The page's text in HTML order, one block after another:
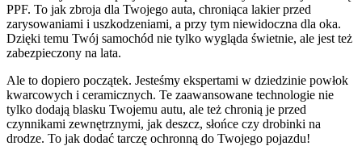
PPF. To jak zbroja dla Twojego auta, chroniąca lakier przed
zarysowaniami i uszkodzeniami, a przy tym niewidoczna dla oka.
Dzięki temu Twój samochód nie tylko wygląda świetnie, ale jest też
zabezpieczony na lata.
Ale to dopiero początek. Jesteśmy ekspertami w dziedzinie powłok
kwarcowych i ceramicznych. Te zaawansowane technologie nie
tylko dodają blasku Twojemu autu, ale też chronią je przed
czynnikami zewnętrznymi, jak deszcz, słońce czy drobinki na
drodze. To jak dodać tarczę ochronną do Twojego pojazdu!